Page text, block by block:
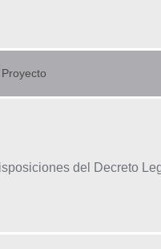
del Decreto